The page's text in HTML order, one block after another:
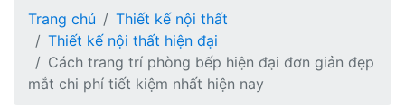
Trang chủ
Thiết kế nội thất
Thiết kế nội thất hiện đại
Cách trang trí phòng bếp hiện đại đơn giản đẹp
mắt chi phí tiết kiệm nhất hiện nay